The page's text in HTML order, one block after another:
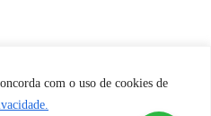
com o uso de cookies de